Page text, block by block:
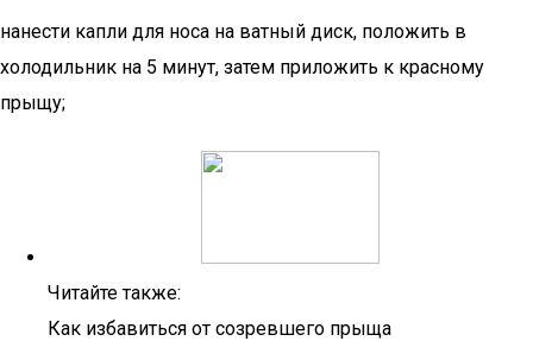
нанести капли для носа на ватный диск, положить в
холодильник на 5 минут, затем приложить к красному
прыщу;
Читайте также:
Как избавиться от созревшего прыща